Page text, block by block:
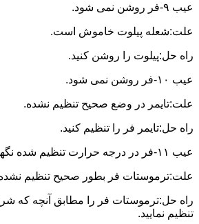
عیب ۹-فر روشن نمی شود.
علت:شعله پیلوت خاموش است.
راه حل:پیلوت را روشن کنید.
عیب ۱۰-فر روشن نمی شود.
علت:تایمر در وضع صحیح تنظیم نشده.
راه حل:تایمر فر را تنظیم کنید.
عیب ۱۱-فر در درجه حرارت تنظیم شده نگهداری نمی شود.
علت:ترموستات فر بطور صحیح تنظیم
راه حل:ترموستات فر را مطابق آنچه که
تنظیم نمایید.